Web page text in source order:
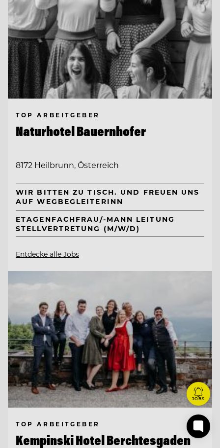
TOP ARBEITGEBER
Naturhotel Bauernhofer
8172 Heilbrunn, Österreich
WIR BITTEN ZU TISCH. UND FREUEN UNS
AUF WEGBEGLEITERINN
ETAGENFACHFRAU/-MANN LEITUNG
STELLVERTRETUNG (M/W/D)
Entdecke alle Jobs
TOP ARBEITGEBER
Kempinski Hotel Berchtesgaden
JOBS